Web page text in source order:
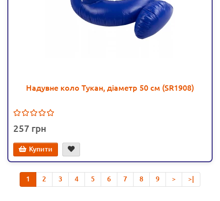
Надувне коло Тукан, діаметр 50 см (SR1908)
257
Купити
1 2 3 4 5 6 7 8 9 > >|